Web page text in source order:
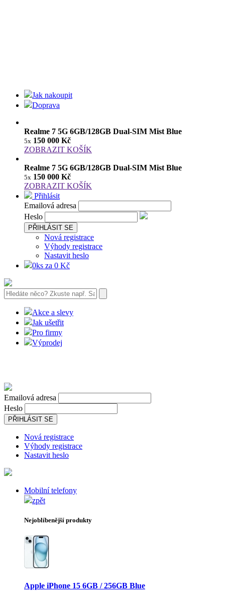
Jak nakoupit
Doprava
Realme 7 5G 6GB/128GB Dual-SIM Mist Blue
5x 150 000 Kč
ZOBRAZIT KOŠÍK
Realme 7 5G 6GB/128GB Dual-SIM Mist Blue
5x 150 000 Kč
ZOBRAZIT KOŠÍK
Přihlásit
Emailová adresa
Heslo
PŘIHLÁSIT SE
Nová registrace
Výhody registrace
Nastavit heslo
0ks za 0 Kč
Akce a slevy
Jak ušetřit
Pro firmy
Výprodej
Emailová adresa
Heslo
PŘIHLÁSIT SE
Nová registrace
Výhody registrace
Nastavit heslo
Mobilní telefony
zpět
Nejoblíbenější produkty
Apple iPhone 15 6GB / 256GB Blue